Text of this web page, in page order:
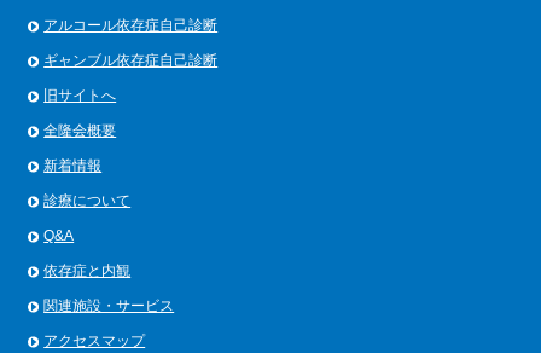
アルコール依存症自己診断
ギャンブル依存症自己診断
旧サイトへ
全隆会概要
新着情報
診療について
Q&A
依存症と内観
関連施設・サービス
アクセスマップ